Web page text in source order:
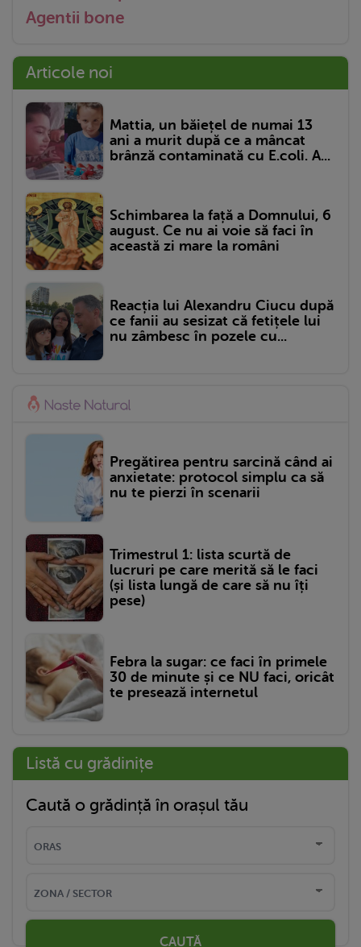
Agentii bone
Articole noi
Mattia, un băiețel de numai 13
ani a murit după ce a mâncat
brânză contaminată cu E.coli. A...
Schimbarea la față a Domnului, 6
august. Ce nu ai voie să faci în
această zi mare la români
Reacția lui Alexandru Ciucu după
ce fanii au sesizat că fetițele lui
nu zâmbesc în pozele cu...
Pregătirea pentru sarcină când ai
anxietate: protocol simplu ca să
nu te pierzi în scenarii
Trimestrul 1: lista scurtă de
lucruri pe care merită să le faci
(și lista lungă de care să nu îți
pese)
Febra la sugar: ce faci în primele
30 de minute și ce NU faci, oricât
te presează internetul
Listă cu grădinițe
Caută o grădință în orașul tău
CAUTĂ